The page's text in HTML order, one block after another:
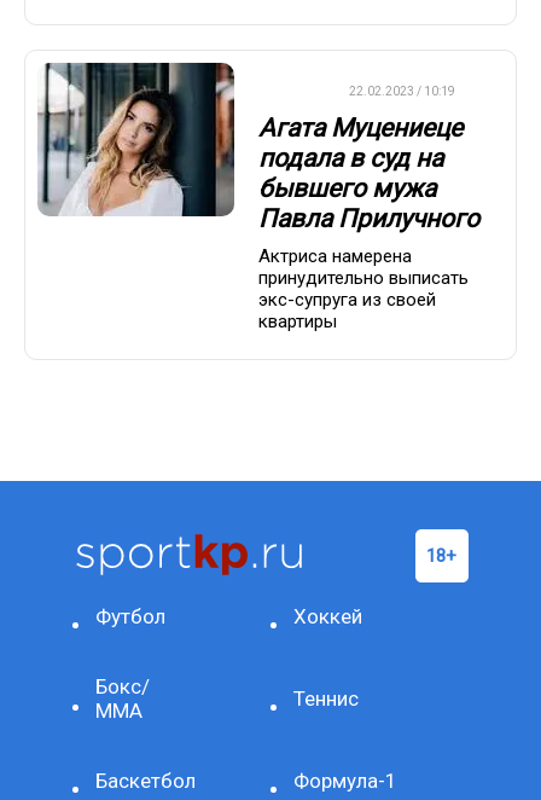
22.02.2023 / 10:19
Агата Муцениеце
подала в суд на
бывшего мужа
Павла Прилучного
Актриса намерена
принудительно выписать
экс-супруга из своей
квартиры
Футбол Хоккей
Бокс/
ММА
Теннис
Баскетбол Формула-1